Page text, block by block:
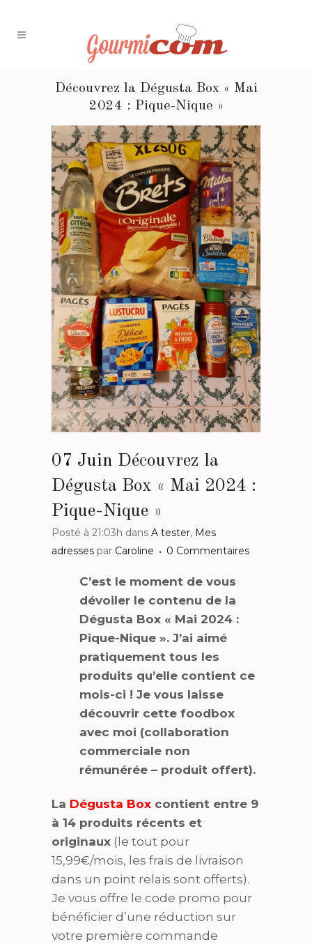
Découvrez la Dégusta Box « Mai
2024 : Pique-Nique »
07 Juin Découvrez la
Dégusta Box « Mai 2024 :
Pique-Nique »
Posté à 21:03h dans A tester, Mes
adresses par Caroline 0 Commentaires
C’est le moment de vous
dévoiler le contenu de la
Dégusta Box « Mai 2024 :
Pique-Nique ». J’ai aimé
pratiquement tous les
produits qu’elle contient ce
mois-ci ! Je vous laisse
découvrir cette foodbox
avec moi (collaboration
commerciale non
rémunérée – produit offert).
La Dégusta Box contient entre 9
à 14 produits récents et
originaux (le tout pour
15,99€/mois, les frais de livraison
dans un point relais sont offerts).
Je vous offre le code promo pour
bénéficier d’une réduction sur
votre première commande